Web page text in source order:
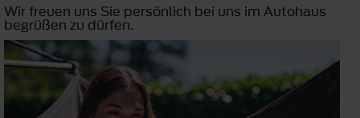
Wir freuen uns Sie persönlich bei uns im Autohaus
begrüßen zu dürfen.